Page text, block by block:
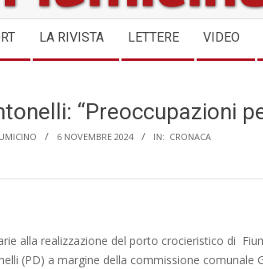
LA RIVISTA LETTERE VIDEO
“Preoccupazioni
6 NOVEMBRE 2024 IN: CRONACA
alla realizzazione del porto crocieristico di
(PD) a margine della commissione comunale